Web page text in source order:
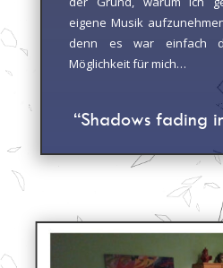
eigene Musik
denn es war einfach
Möglichkeit für mich…
“Shadows fading